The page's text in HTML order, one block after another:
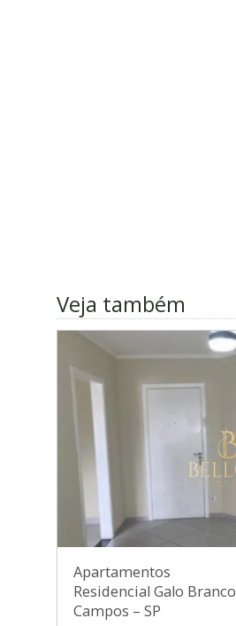
Veja também
Apartamentos
Residencial Galo Branco
Campos – SP